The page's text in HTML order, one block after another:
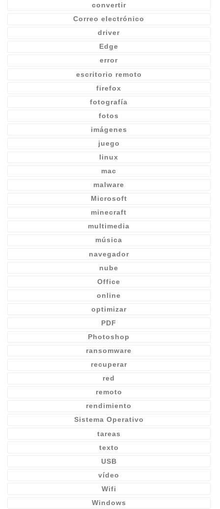
convertir
Correo electrónico
driver
Edge
error
escritorio remoto
firefox
fotografía
fotos
imágenes
juego
linux
mac
malware
Microsoft
minecraft
multimedia
música
navegador
nube
Office
online
optimizar
PDF
Photoshop
ransomware
recuperar
red
remoto
rendimiento
Sistema Operativo
tareas
texto
USB
vídeo
Wifi
Windows